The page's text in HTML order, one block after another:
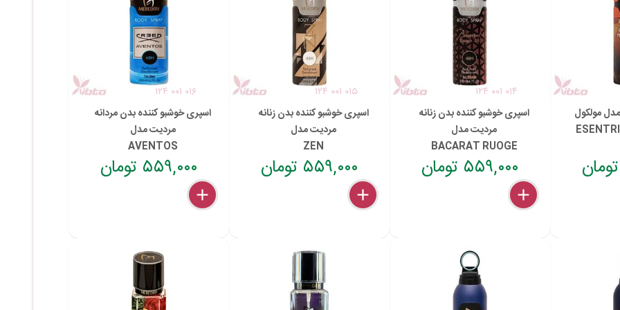
مولکول
۱۲۴ ۰۰۱ ۰۱۴
اسپری خوشبو کننده بدن زنانه
مردیت مدل
BACARAT RUOGE
۵۵۹,۰۰۰ تومان
delete
remove
add
۱۲۴ ۰۰۱ ۰۱۵
اسپری خوشبو کننده بدن زنانه
مردیت مدل
ZEN
۵۵۹,۰۰۰ تومان
delete
remove
add
۱۲۴ ۰۰۱ ۰۱۶
اسپری خوشبو کننده بدن مردانه
مردیت مدل
AVENTOS
۵۵۹,۰۰۰ تومان
delete
remove
add